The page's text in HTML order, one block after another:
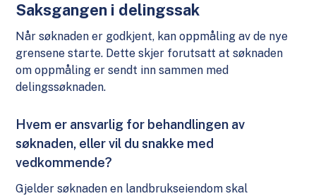
Saksgangen i delingssak
Når søknaden er godkjent, kan oppmåling av de nye
grensene starte. Dette skjer forutsatt at søknaden
om oppmåling er sendt inn sammen med
delingssøknaden.
Hvem er ansvarlig for behandlingen av
søknaden, eller vil du snakke med
vedkommende?
Gjelder søknaden en landbrukseiendom skal